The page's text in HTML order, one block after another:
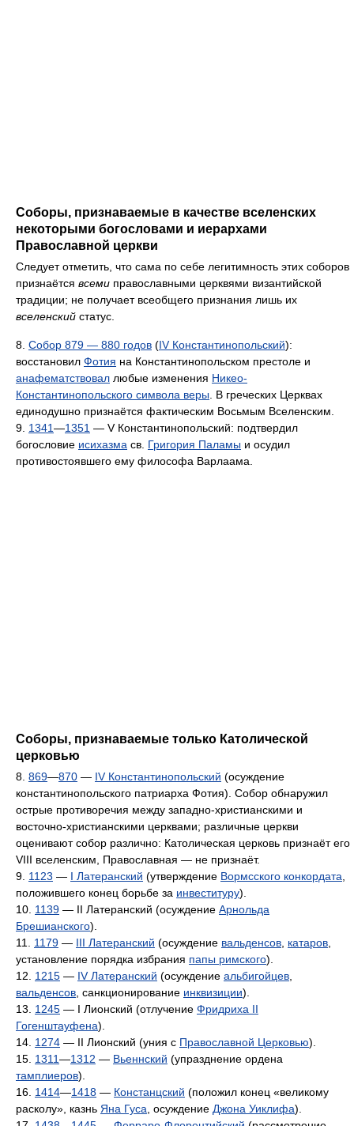
Соборы, признаваемые в качестве вселенских
некоторыми богословами и иерархами
Православной церкви
Следует отметить, что сама по себе легитимность этих соборов
признаётся всеми православными церквями византийской
традиции; не получает всеобщего признания лишь их
вселенский статус.
8. Собор 879 — 880 годов (IV Константинопольский):
восстановил Фотия на Константинопольском престоле и
анафематствовал любые изменения Никео-
Константинопольского символа веры . В греческих Церквах
единодушно признаётся фактическим Восьмым Вселенским.
9. 1341—1351 — V Константинопольский: подтвердил
богословие исихазма св. Григория Паламы и осудил
противостоявшего ему философа Варлаама.
Соборы, признаваемые только Католической
церковью
8. 869—870 — IV Константинопольский (осуждение
константинопольского патриарха Фотия). Собор обнаружил
острые противоречия между западно-христианскими и
восточно-христианскими церквами; различные церкви
оценивают собор различно: Католическая церковь признаёт его
VIII вселенским, Православная — не признаёт.
9. 1123 — I Латеранский (утверждение Вормсского конкордата
положившего конец борьбе за инвеституру).
10. 1139 — II Латеранский (осуждение Арнольда
Брешианского).
11. 1179 — III Латеранский (осуждение вальденсов катаров
установление порядка избрания папы римского).
12. 1215 — IV Латеранский (осуждение альбигойцев
вальденсов , санкционирование инквизиции).
13. 1245 — I Лионский (отлучение Фридриха II
Гогенштауфена).
14. 1274 — II Лионский (уния с Православной Церковью).
15. 1311—1312 — Вьеннский (упразднение ордена
тамплиеров).
16. 1414—1418 — Констанцский (положил конец «великому
расколу», казнь Яна Гуса , осуждение Джона Уиклифа).